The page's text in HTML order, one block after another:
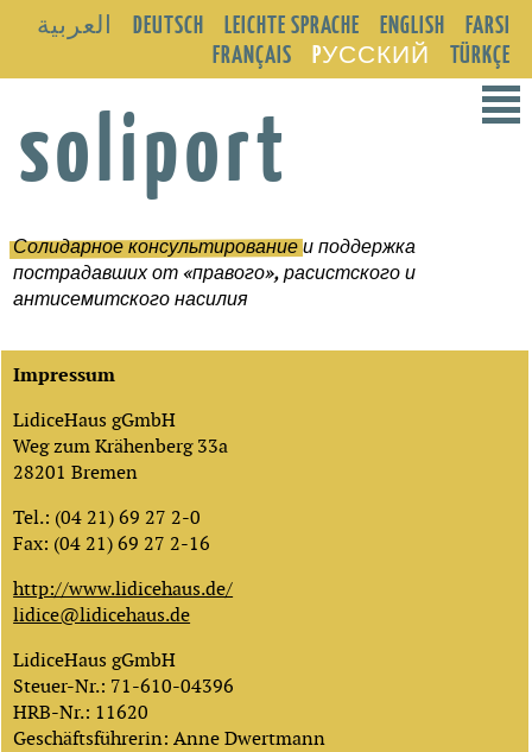
العربية DEUTSCH LEICHTE SPRACHE ENGLISH
FARSI
FRANÇAIS
PУССКИЙ TÜRKÇE
²
soliport
Солидарное консультированиеи поддержка
пострадавших от «правого», расистского и
антисемитского насилия
Impressum
LidiceHaus gGmbH
Weg zum Krähenberg 33a
28201 Bremen
Tel.: (04 21) 69 27 2-0
Fax: (04 21) 69 27 2-16
http://www.lidicehaus.de/
lidice@lidicehaus.de
LidiceHaus gGmbH
Steuer-Nr.: 71-610-04396
HRB-Nr.: 11620
Geschäftsführerin: Anne Dwertmann